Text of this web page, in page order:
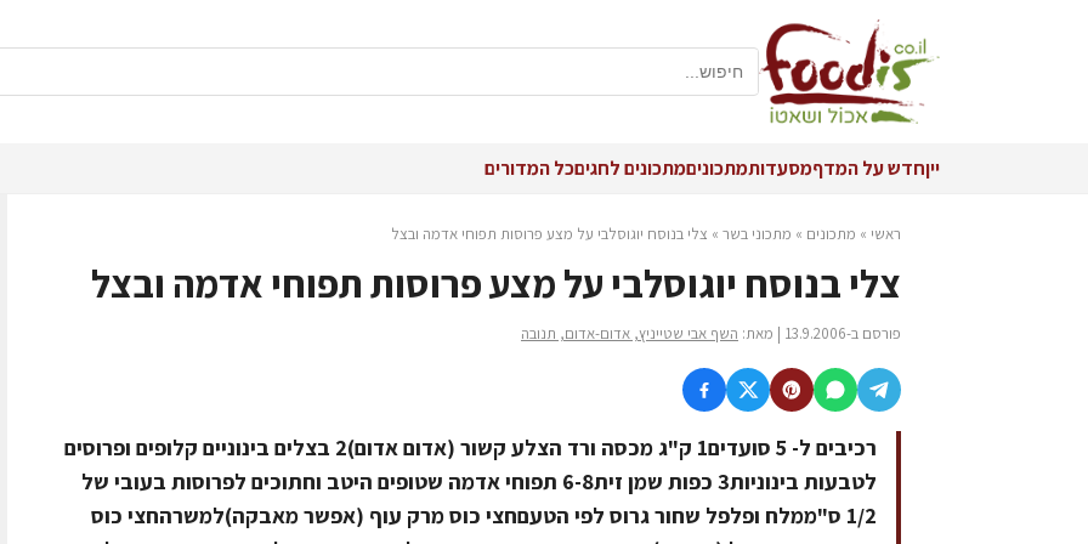
ייןחדש על המדףמסעדותמתכוניםמתכונים לחגיםכל המדורים
ראשי » מתכונים » מתכוני בשר » צלי בנוסח יוגוסלבי על מצע פרוסות תפוחי אדמה ובצל
צלי בנוסח יוגוסלבי על מצע פרוסות תפוחי אדמה ובצל
פורסם ב-13.9.2006 | מאת: השף אבי שטייניץ, אדום-אדום, תנובה
רכיבים ל- 5 סועדים1 ק"ג מכסה ורד הצלע קשור (אדום אדום)2 בצלים בינוניים קלופים ופרוסים
לטבעות בינוניות3 כפות שמן זית6-8 תפוחי אדמה שטופים היטב וחתוכים לפרוסות בעובי של
1/2 ס"ממלח ופלפל שחור גרוס לפי הטעםחצי כוס מרק עוף (אפשר מאבקה)למשרהחצי כוס